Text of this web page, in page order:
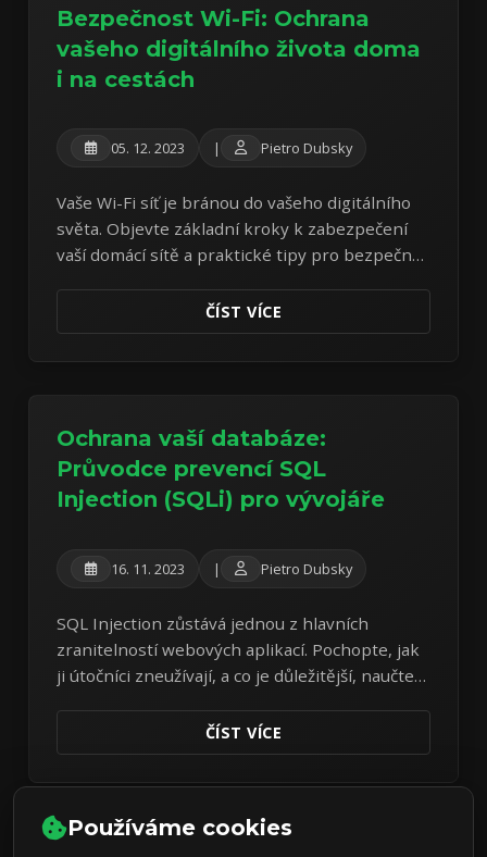
Bezpečnost Wi-Fi: Ochrana
vašeho digitálního života doma
i na cestách
05. 12. 2023 | Pietro Dubsky
Vaše Wi-Fi síť je bránou do vašeho digitálního
světa. Objevte základní kroky k zabezpečení
vaší domácí sítě a praktické tipy pro bezpečné
ČÍST VÍCE
Ochrana vaší databáze:
Průvodce prevencí SQL
Injection (SQLi) pro vývojáře
16. 11. 2023 | Pietro Dubsky
SQL Injection zůstává jednou z hlavních
zranitelností webových aplikací. Pochopte, jak
ji útočníci zneužívají, a co je důležitější, naučte
ČÍST VÍCE
Používáme cookies